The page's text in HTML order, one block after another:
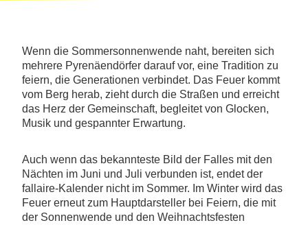
Wenn die Sommersonnenwende naht, bereiten sich
mehrere Pyrenäendörfer darauf vor, eine Tradition zu
feiern, die Generationen verbindet. Das Feuer kommt
vom Berg herab, zieht durch die Straßen und erreicht
das Herz der Gemeinschaft, begleitet von Glocken,
Musik und gespannter Erwartung.
Auch wenn das bekannteste Bild der Falles mit den
Nächten im Juni und Juli verbunden ist, endet der
fallaire-Kalender nicht im Sommer. Im Winter wird das
Feuer erneut zum Hauptdarsteller bei Feiern, die mit
der Sonnenwende und den Weihnachtsfesten